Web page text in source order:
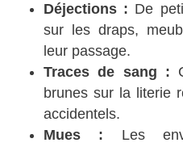
Déjections : De
sur les draps,
leur passage.
Traces de sang :
brunes sur la literie
accidentels.
Mues : Les